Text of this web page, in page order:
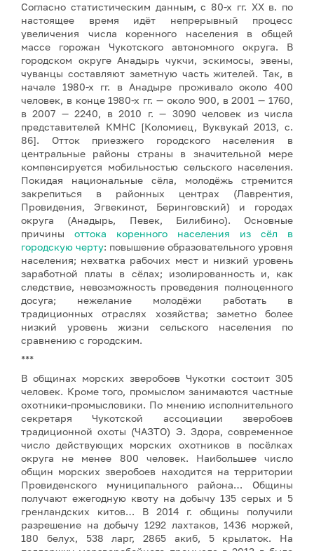
Согласно статистическим данным, с 80-х гг. XX в. по
настоящее время идёт непрерывный процесс
увеличения числа коренного населения в общей
массе горожан Чукотского автономного округа. В
городском округе Анадырь чукчи, эскимосы, эвены,
чуванцы составляют заметную часть жителей. Так, в
начале 1980-х гг. в Анадыре проживало около 400
человек, в конце 1980-х гг. — около 900, в 2001 — 1760,
в 2007 — 2240, в 2010 г. — 3090 человек из числа
представителей КМНС [Коломиец, Вуквукай 2013, с.
86]. Отток приезжего городского населения в
центральные районы страны в значительной мере
компенсируется мобильностью сельского населения.
Покидая национальные сёла, молодёжь стремится
закрепиться в районных центрах (Лаврентия,
Провидения, Эгвекинот, Беринговский) и городах
округа (Анадырь, Певек, Билибино). Основные
причины оттока коренного населения из сёл в
городскую черту: повышение образовательного уровня
населения; нехватка рабочих мест и низкий уровень
заработной платы в сёлах; изолированность и, как
следствие, невозможность проведения полноценного
досуга; нежелание молодёжи работать в
традиционных отраслях хозяйства; заметно более
низкий уровень жизни сельского населения по
сравнению с городским.
***
В общинах морских зверобоев Чукотки состоит 305
человек. Кроме того, промыслом занимаются частные
охотники-промысловики. По мнению исполнительного
секретаря Чукотской ассоциации зверобоев
традиционной охоты (ЧАЗТО) Э. Здора, современное
число действующих морских охотников в посёлках
округа не менее 800 человек. Наибольшее число
общин морских зверобоев находится на территории
Провиденского муниципального района… Общины
получают ежегодную квоту на добычу 135 серых и 5
гренландских китов… В 2014 г. общины получили
разрешение на добычу 1292 лахтаков, 1436 моржей,
180 белух, 538 ларг, 2865 акиб, 5 крылаток. На